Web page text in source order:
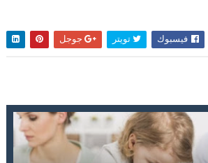
فيسبوك تويتر جوجل